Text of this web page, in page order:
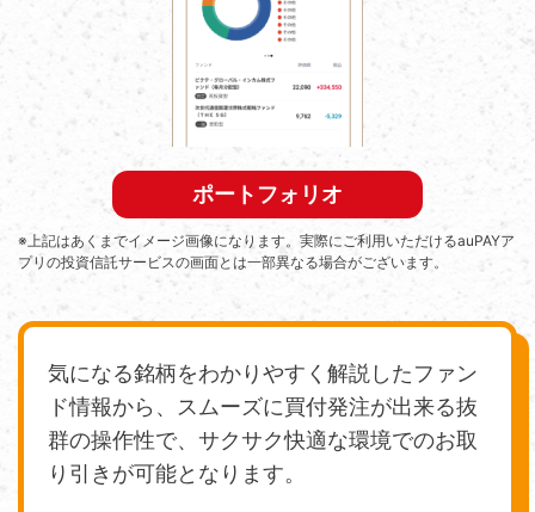
ポートフォリオ
※上記はあくまでイメージ画像になります。実際にご利用いただけるauPAYア
プリの投資信託サービスの画面とは一部異なる場合がございます。
気になる銘柄をわかりやすく解説したファン
ド情報から、スムーズに買付発注が出来る抜
群の操作性で、サクサク快適な環境でのお取
り引きが可能となります。